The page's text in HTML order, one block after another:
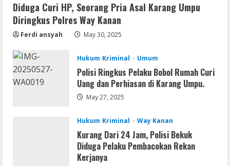
Diduga Curi HP, Seorang Pria Asal Karang Umpu
Diringkus Polres Way Kanan
Ferdi ansyah May 30, 2025
Hukum Kriminal Umum
Polisi Ringkus Pelaku Bobol Rumah Curi
Uang dan Perhiasan di Karang Umpu.
May 27, 2025
Hukum Kriminal Way Kanan
Kurang Dari 24 Jam, Polisi Bekuk
Diduga Pelaku Pembacokan Rekan
Kerjanya